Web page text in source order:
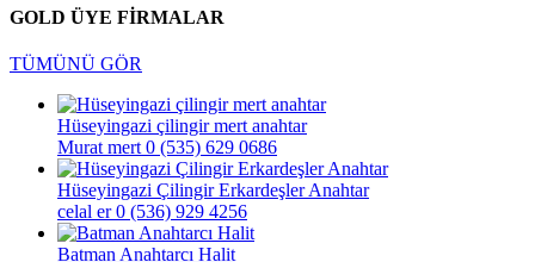
GOLD ÜYE FİRMALAR
TÜMÜNÜ GÖR
Hüseyingazi çilingir mert anahtar
Murat mert 0 (535) 629 0686
Hüseyingazi Çilingir Erkardeşler Anahtar
celal er 0 (536) 929 4256
Batman Anahtarcı Halit